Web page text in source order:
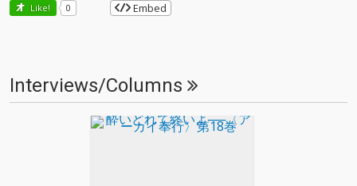
Like! 0 Embed
Interviews/Columns